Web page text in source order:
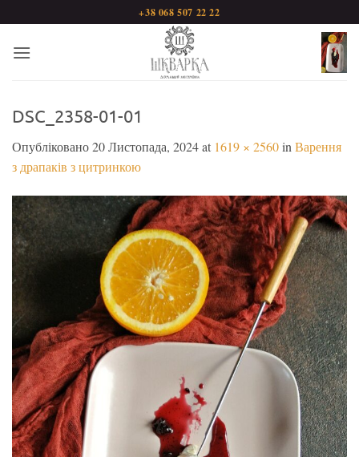
+38 068 507 22 22
DSC_2358-01-01
Опубліковано20 Листопада, 2024at 1619 × 2560in Варення
з драпаків з цитринкою